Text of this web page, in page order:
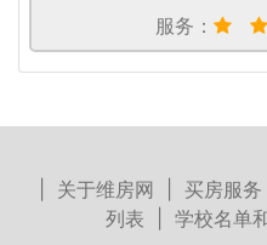
服务：
关于维房网 买房服务
列表
学校名单